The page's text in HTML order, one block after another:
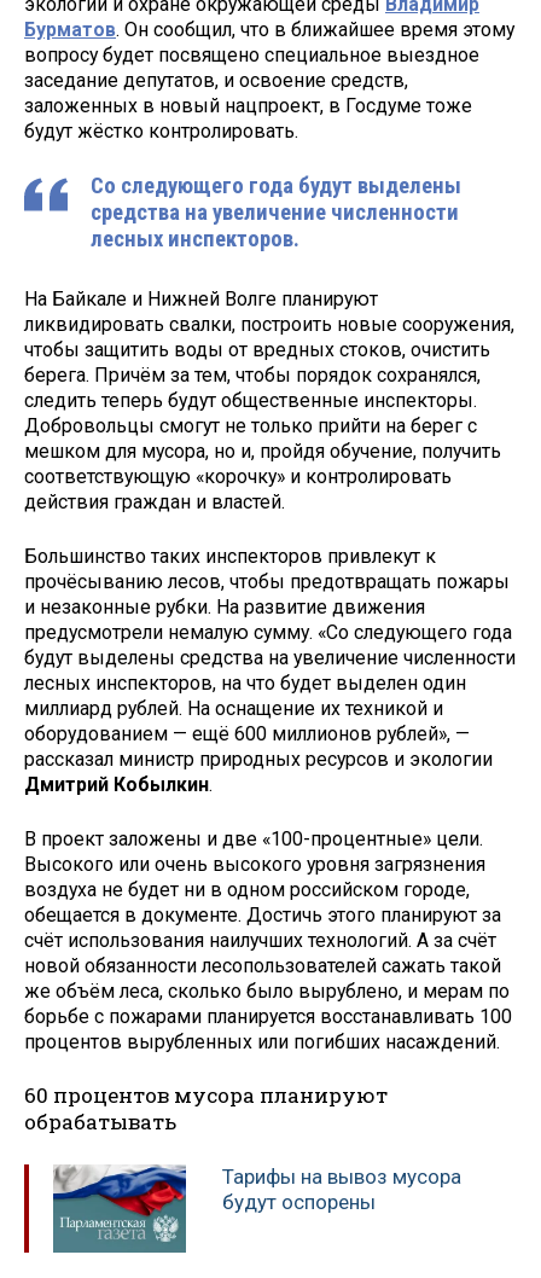
Бурматов. Он сообщил, что в ближайшее время этому
вопросу будет посвящено специальное выездное
заседание депутатов, и освоение средств,
заложенных в новый нацпроект, в Госдуме тоже
будут жёстко контролировать.
Со следующего года будут выделены
средства на увеличение численности
лесных инспекторов.
На Байкале и Нижней Волге планируют
ликвидировать свалки, построить новые сооружения,
чтобы защитить воды от вредных стоков, очистить
берега. Причём за тем, чтобы порядок сохранялся,
следить теперь будут общественные инспекторы.
Добровольцы смогут не только прийти на берег с
мешком для мусора, но и, пройдя обучение, получить
соответствующую «корочку» и контролировать
действия граждан и властей.
Большинство таких инспекторов привлекут к
прочёсыванию лесов, чтобы предотвращать пожары
и незаконные рубки. На развитие движения
предусмотрели немалую сумму. «Со следующего года
будут выделены средства на увеличение численности
лесных инспекторов, на что будет выделен один
миллиард рублей. На оснащение их техникой и
оборудованием — ещё 600 миллионов рублей», —
рассказал министр природных ресурсов и экологии
Дмитрий Кобылкин.
В проект заложены и две «100-процентные» цели.
Высокого или очень высокого уровня загрязнения
воздуха не будет ни в одном российском городе,
обещается в документе. Достичь этого планируют за
счёт использования наилучших технологий. А за счёт
новой обязанности лесопользователей сажать такой
же объём леса, сколько было вырублено, и мерам по
борьбе с пожарами планируется восстанавливать 100
процентов вырубленных или погибших насаждений.
60 процентов мусора планируют
обрабатывать
Тарифы на вывоз мусора
будут оспорены